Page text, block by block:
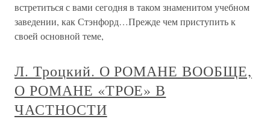
встретиться с вами сегодня в таком знаменитом учебном
заведении, как Стэнфорд…Прежде чем приступить к
своей основной теме,
Л. Троцкий. О РОМАНЕ ВООБЩЕ,
О РОМАНЕ «ТРОЕ» В
ЧАСТНОСТИ